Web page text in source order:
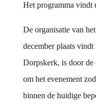
Het programma vindt
De organisatie van
december plaats
Dorpskerk, is door de
om het evenement
binnen de huidige